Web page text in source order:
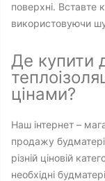
поверхні. Вставте
використовуючи
Де купити
цінами?
Наш інтернет –
продажу
різній ціновій
необхідні